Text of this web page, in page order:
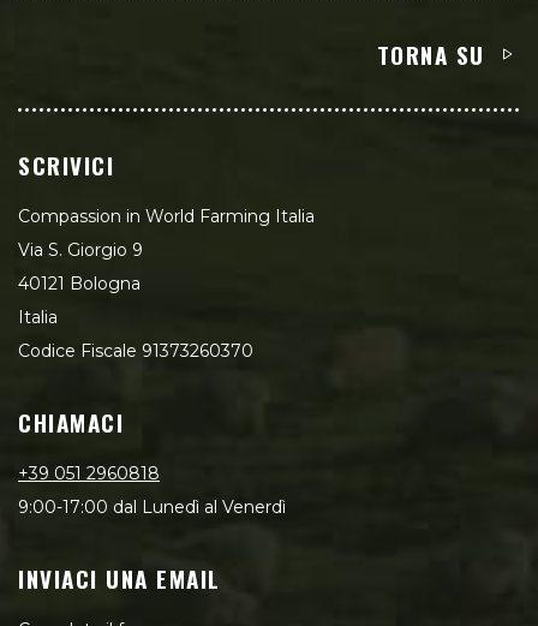
TORNA SU
SCRIVICI
Compassion in World Farming Italia
Via S. Giorgio 9
40121 Bologna
Italia
Codice Fiscale 91373260370
CHIAMACI
+39 051 2960818
9:00-17:00 dal Lunedì al Venerdì
INVIACI UNA EMAIL